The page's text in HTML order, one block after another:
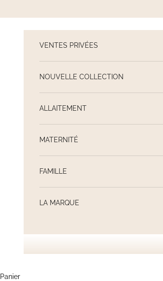
VENTES PRIVÉES
NOUVELLE COLLECTION
ALLAITEMENT
MATERNITÉ
FAMILLE
LA MARQUE
Panier